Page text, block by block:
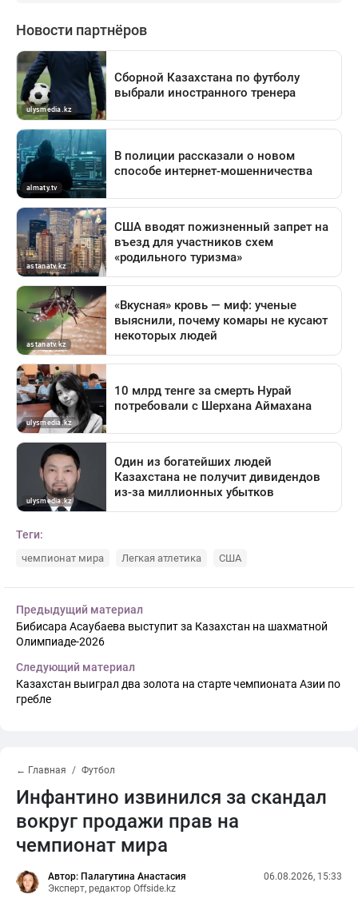
Теги:
чемпионат мира Легкая атлетика США
Предыдущий материал
Бибисара Асаубаева выступит за Казахстан на шахматной
Олимпиаде-2026
Следующий материал
Казахстан выиграл два золота на старте чемпионата Азии по
гребле
← Главная Футбол
Инфантино извинился за скандал
вокруг продажи прав на
чемпионат мира
Автор: Палагутина Анастасия
Эксперт, редактор Offside.kz
06.08.2026, 15:33